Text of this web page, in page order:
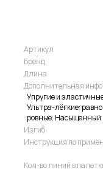
Артикул
Бренд
Длина
Дополнительная
Упругие и
Ультра-лёгкие:
ровные. Насыщенный
Изгиб
Инструкция по
Кол-во линий в